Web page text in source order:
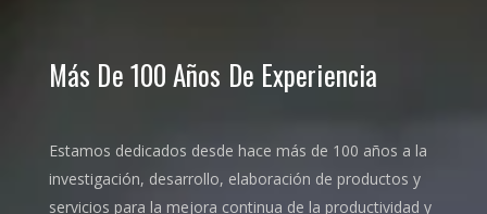
Más De 100 Años De Experiencia
Estamos dedicados desde hace más de 100 años a la
investigación, desarrollo, elaboración de productos y
servicios para la mejora continua de la productividad y